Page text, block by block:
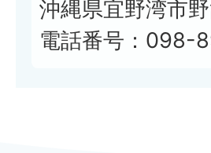
沖縄県宜野湾市
電話番号：098-